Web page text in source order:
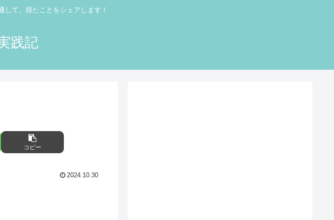
して、得たことをシェアします！
践記
コピー
2024.10.30